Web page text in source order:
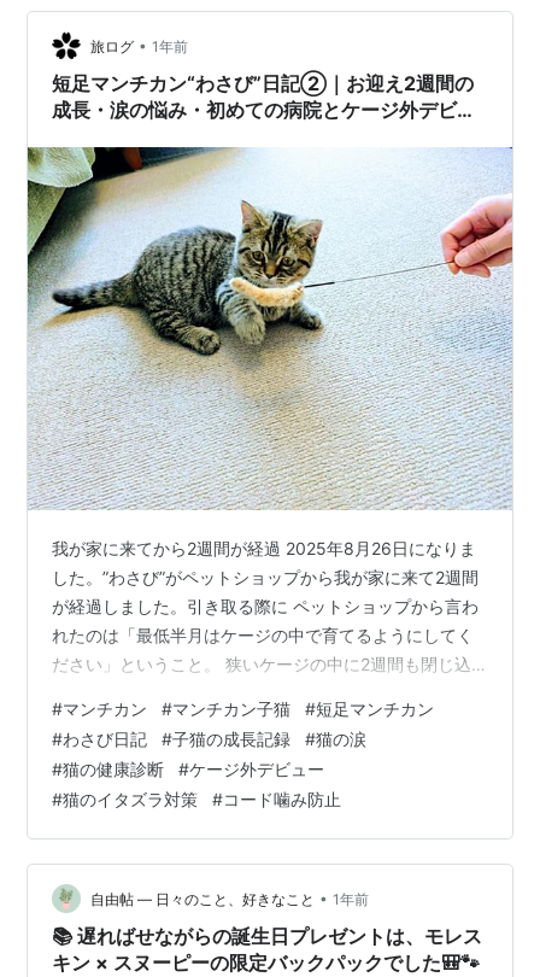
食いつきが悪く、食が細くなっていました 原因は歯周病
もありますが、これは対処療法で良いそうです それより
も重篤なのは… 元々腰…
旅ログ • 1年前
短足マンチカン“わさび”日記②｜お迎え2週間の
成長・涙の悩み・初めての病院とケージ外デビュ
我が家に来てから2週間が経過 2025年8月26日になりま
した。”わさび”がペットショップから我が家に来て2週間
が経過しました。引き取る際に ペットショップから言わ
れたのは「最低半月はケージの中で育てるようにしてく
ださい」ということ。 狭いケージの中に2週間も閉じ込
っという間の2週間。この2週間で じっくりと観察するこ
ともでき 悩みも出てきました。 ご飯を食べると涙が大量
に出てくる ご飯は1日3回(朝7時25g・夕方6時半25g・夜
10時半10g) 決まった時間にあげています。当初は 朝と
夕方は20gでしたが 様子を見て5gずつ増やしました。…
#マンチカン #マンチカン子猫 #短足マンチカン
#わさび日記 #子猫の成長記録 #猫の涙
#猫の健康診断 #ケージ外デビュー
#猫のイタズラ対策 #コード噛み防止
自由帖 ― 日々のこと、好きなこと • 1年前
📚 遅ればせながらの誕生日プレゼントは、モレス
キン × スヌーピーの限定バックパックでした🎒🐾